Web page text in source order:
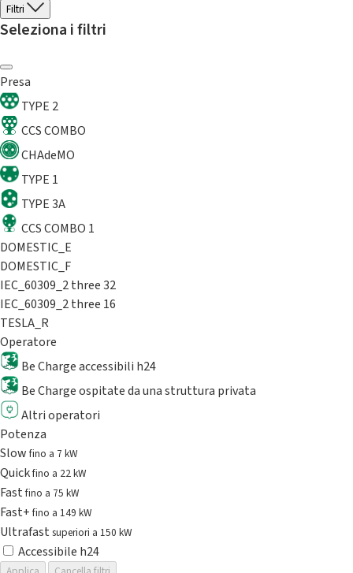
Filtri
Seleziona i filtri
Presa
TYPE 2
CCS COMBO
CHAdeMO
TYPE 1
TYPE 3A
CCS COMBO 1
DOMESTIC_E
DOMESTIC_F
IEC_60309_2 three 32
IEC_60309_2 three 16
TESLA_R
Operatore
Be Charge accessibili h24
Be Charge ospitate da una struttura privata
Altri operatori
Potenza
Slowfino a 7 kW
Quickfino a 22 kW
Fastfino a 75 kW
Fast+fino a 149 kW
Ultrafast superiori a 150 kW
Accessibile h24